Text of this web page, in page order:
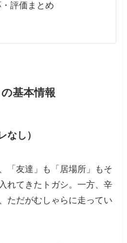
評価まとめ
基本情報
なし）
「友達」も「居場所」もそ
れてきたトガシ。一方、辛
ただがむしゃらに走ってい